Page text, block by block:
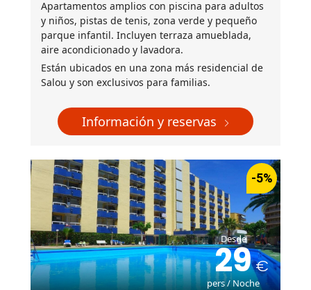
Apartamentos amplios con piscina para adultos
y niños, pistas de tenis, zona verde y pequeño
parque infantil. Incluyen terraza amueblada,
aire acondicionado y lavadora.
Están ubicados en una zona más residencial de
Salou y son exclusivos para familias.
Información y reservas
-5%
Desde
29
pers / Noche